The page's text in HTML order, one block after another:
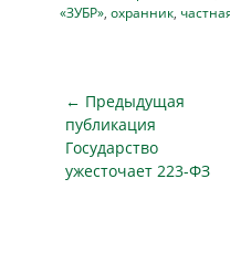
«ЗУБР», охранник,
Навигация
по
записям
← Предыдущая
публикация
Предыдущая
публикация
Государство
ужесточает 223-ФЗ